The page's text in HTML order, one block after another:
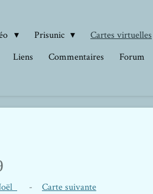
Prisunic
Cartes virtuelles
Liens Commentaires Forum
- Carte suivante